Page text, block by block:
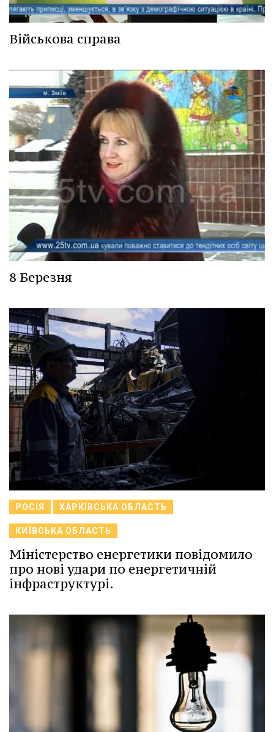
Військова справа
8 Березня
РОСІЯ ХАРКІВСЬКА ОБЛАСТЬ
КИЇВСЬКА ОБЛАСТЬ
Міністерство енергетики повідомило
про нові удари по енергетичній
інфраструктурі.